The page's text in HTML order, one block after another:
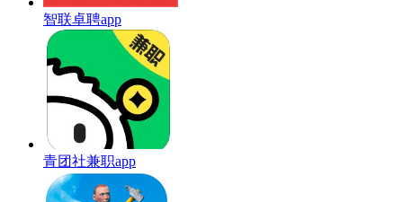
智联卓聘app
青团社兼职app